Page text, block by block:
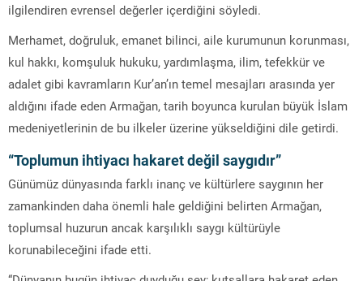
ilgilendiren evrensel değerler içerdiğini söyledi.
Merhamet, doğruluk, emanet bilinci, aile kurumunun korunması,
kul hakkı, komşuluk hukuku, yardımlaşma, ilim, tefekkür ve
adalet gibi kavramların Kur’an’ın temel mesajları arasında yer
aldığını ifade eden Armağan, tarih boyunca kurulan büyük İslam
medeniyetlerinin de bu ilkeler üzerine yükseldiğini dile getirdi.
“Toplumun ihtiyacı hakaret değil saygıdır”
Günümüz dünyasında farklı inanç ve kültürlere saygının her
zamankinden daha önemli hale geldiğini belirten Armağan,
toplumsal huzurun ancak karşılıklı saygı kültürüyle
korunabileceğini ifade etti.